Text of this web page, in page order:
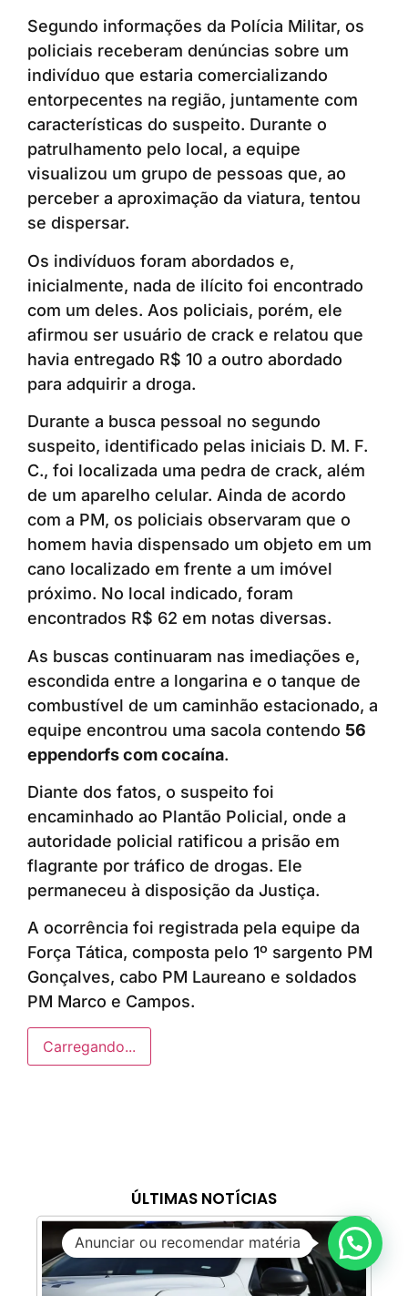
ÚLTIMAS NOTÍCIAS
Segundo informações da Polícia Militar, os
policiais receberam denúncias sobre um
indivíduo que estaria comercializando
entorpecentes na região, juntamente com
características do suspeito. Durante o
patrulhamento pelo local, a equipe
visualizou um grupo de pessoas que, ao
perceber a aproximação da viatura, tentou
se dispersar.
Os indivíduos foram abordados e,
inicialmente, nada de ilícito foi encontrado
com um deles. Aos policiais, porém, ele
afirmou ser usuário de crack e relatou que
havia entregado R$ 10 a outro abordado
para adquirir a droga.
Durante a busca pessoal no segundo
suspeito, identificado pelas iniciais D. M. F.
C., foi localizada uma pedra de crack, além
de um aparelho celular. Ainda de acordo
com a PM, os policiais observaram que o
homem havia dispensado um objeto em um
cano localizado em frente a um imóvel
próximo. No local indicado, foram
encontrados R$ 62 em notas diversas.
As buscas continuaram nas imediações e,
escondida entre a longarina e o tanque de
combustível de um caminhão estacionado, a
equipe encontrou uma sacola contendo 56
eppendorfs com cocaína.
Diante dos fatos, o suspeito foi
encaminhado ao Plantão Policial, onde a
autoridade policial ratificou a prisão em
flagrante por tráfico de drogas. Ele
permaneceu à disposição da Justiça.
A ocorrência foi registrada pela equipe da
Força Tática, composta pelo 1º sargento PM
Gonçalves, cabo PM Laureano e soldados
PM Marco e Campos.
Carregando...
Anunciar ou recomendar matéria